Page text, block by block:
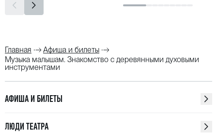
Главная
Афиша и билеты
Музыка малышам. Знакомство с деревянными духовыми
инструментами
АФИША И БИЛЕТЫ
ЛЮДИ ТЕАТРА